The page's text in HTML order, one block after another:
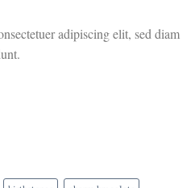
adipiscing elit, sed diam